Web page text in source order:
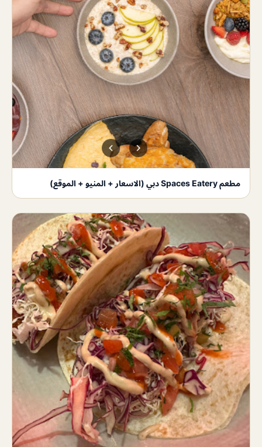
مطعم Spaces Eatery دبي (الاسعار + المنيو + الموقع)